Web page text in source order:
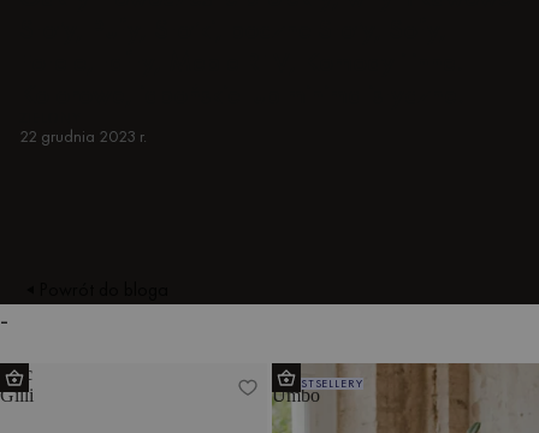
22 grudnia 2023 r.
-
Koc
Gilli
Puf
Umbo
BESTSELLERY